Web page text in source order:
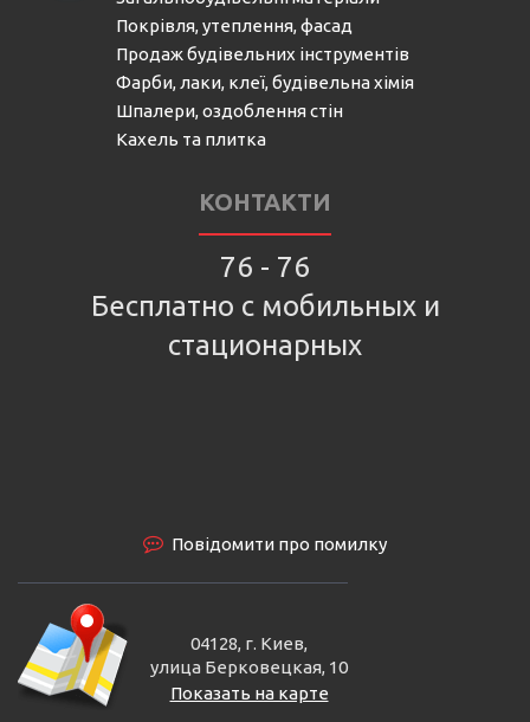
Покрівля, утеплення, фасад
Продаж будівельних інструментів
Фарби, лаки, клеї, будівельна хімія
Шпалери, оздоблення стін
Кахель та плитка
КОНТАКТИ
76 - 76
Бесплатно с мобильных и
стационарных
Повідомити про помилку
04128, г. Киев,
улица Берковецкая, 10
Показать на карте